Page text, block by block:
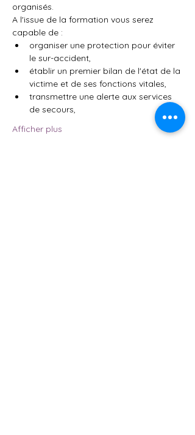
organisés.
A l'issue de la formation vous serez
capable de :
organiser une protection pour éviter
le sur-accident,
établir un premier bilan de l'état de la
victime et de ses fonctions vitales,
transmettre une alerte aux services
de secours,
Afficher plus